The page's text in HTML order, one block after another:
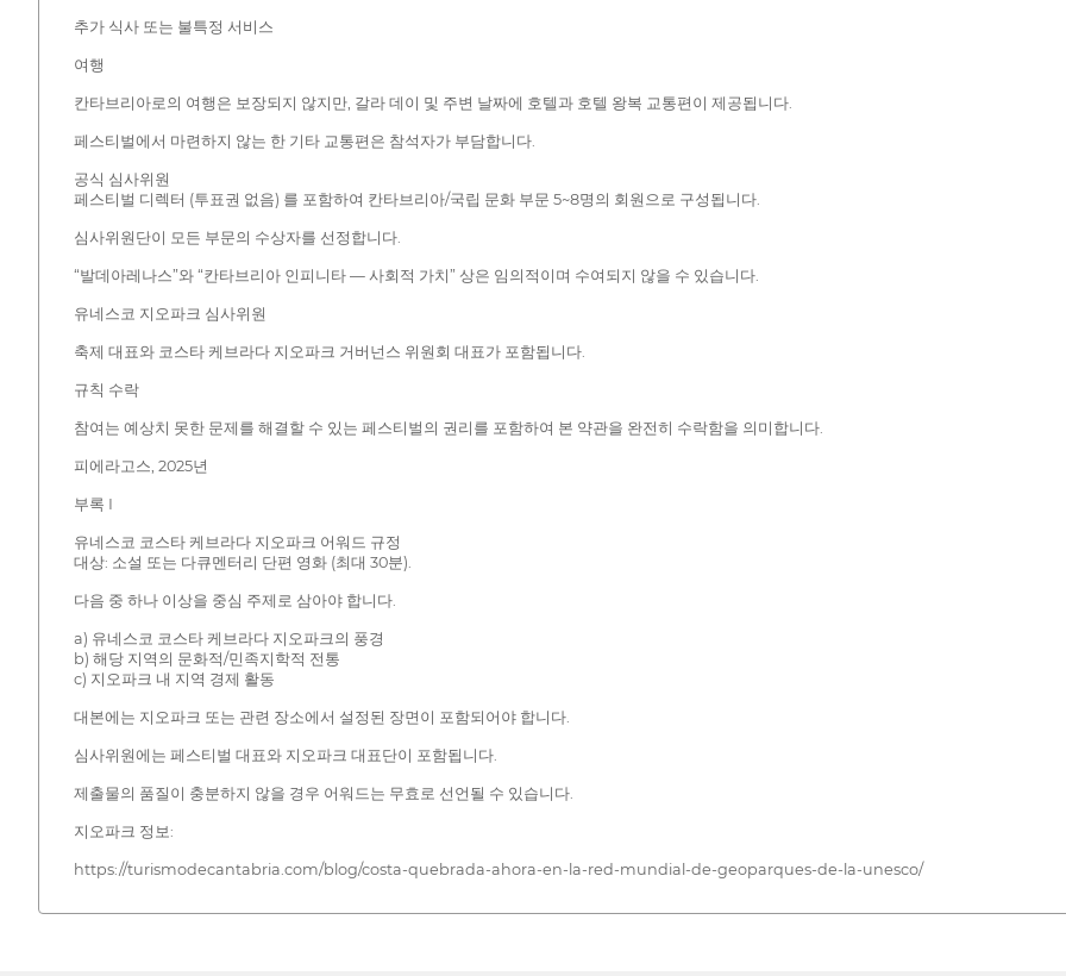
추가 식사 또는 불특정 서비스
여행
칸타브리아로의 여행은 보장되지 않지만, 갈라 데이 및 주변 날짜에 호텔과 호텔 왕복 교통편이 제공됩니다.
페스티벌에서 마련하지 않는 한 기타 교통편은 참석자가 부담합니다.
공식 심사위원
페스티벌 디렉터 (투표권 없음) 를 포함하여 칸타브리아/국립 문화 부문 5~8명의 회원으로 구성됩니다.
심사위원단이 모든 부문의 수상자를 선정합니다.
“발데아레나스”와 “칸타브리아 인피니타 — 사회적 가치” 상은 임의적이며 수여되지 않을 수 있습니다.
유네스코 지오파크 심사위원
축제 대표와 코스타 케브라다 지오파크 거버넌스 위원회 대표가 포함됩니다.
규칙 수락
참여는 예상치 못한 문제를 해결할 수 있는 페스티벌의 권리를 포함하여 본 약관을 완전히 수락함을 의미합니다.
피에라고스, 2025년
부록 I
유네스코 코스타 케브라다 지오파크 어워드 규정
대상: 소설 또는 다큐멘터리 단편 영화 (최대 30분).
다음 중 하나 이상을 중심 주제로 삼아야 합니다.
a) 유네스코 코스타 케브라다 지오파크의 풍경
b) 해당 지역의 문화적/민족지학적 전통
c) 지오파크 내 지역 경제 활동
대본에는 지오파크 또는 관련 장소에서 설정된 장면이 포함되어야 합니다.
심사위원에는 페스티벌 대표와 지오파크 대표단이 포함됩니다.
제출물의 품질이 충분하지 않을 경우 어워드는 무효로 선언될 수 있습니다.
지오파크 정보:
https://turismodecantabria.com/blog/costa-quebrada-ahora-en-la-red-mundial-de-geoparques-de-la-unesco/